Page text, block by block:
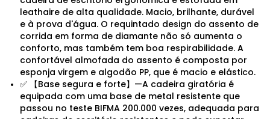
leathaire de alta qualidade. Macio, brilhante, durável
e à prova d'água. O requintado design do assento de
corrida em forma de diamante não só aumenta o
conforto, mas também tem boa respirabilidade. A
confortável almofada do assento é composta por
esponja virgem e algodão PP, que é macio e elástico.
✅ 【Base segura e forte】—A cadeira giratória é
equipada com uma base de metal resistente que
passou no teste BIFMA 200.000 vezes, adequada para